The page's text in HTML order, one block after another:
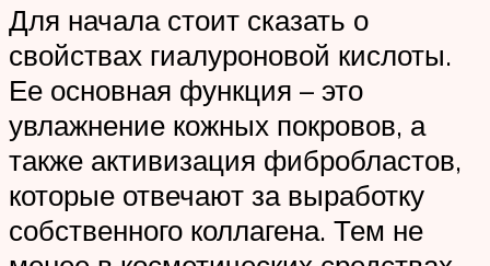
Для начала стоит сказать о
свойствах гиалуроновой кислоты.
Ее основная функция – это
увлажнение кожных покровов, а
также активизация фибробластов,
которые отвечают за выработку
собственного коллагена. Тем не